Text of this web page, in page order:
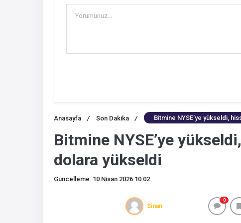
Anasayfa / Son Dakika / Bitmine NYSE’ye yükseldi,
Bitmine NYSE’ye
dolara yükseldi
Güncelleme: 10 Nisan 2026 10:02
Sinan
0